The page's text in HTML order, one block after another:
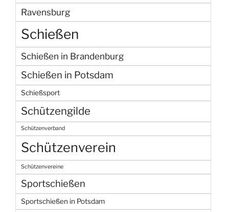
Ravensburg
Schießen
Schießen in Brandenburg
Schießen in Potsdam
Schießsport
Schützengilde
Schützenverband
Schützenverein
Schützenvereine
Sportschießen
Sportschießen in Potsdam